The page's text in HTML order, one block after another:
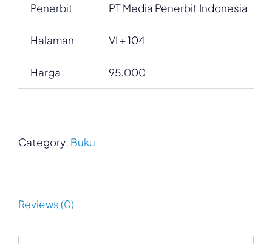
Penerbit PT Media Penerbit Indonesia
Halaman VI + 104
Harga 95.000
Category: Buku
Reviews (0)